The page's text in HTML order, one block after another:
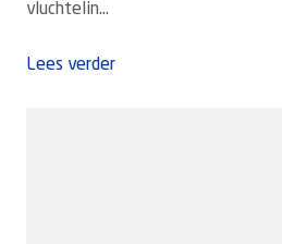
vluchtelin...
Lees verder